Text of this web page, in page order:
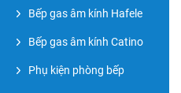
Bếp gas âm kính Hafele
Bếp gas âm kính Catino
Phụ kiện phòng bếp